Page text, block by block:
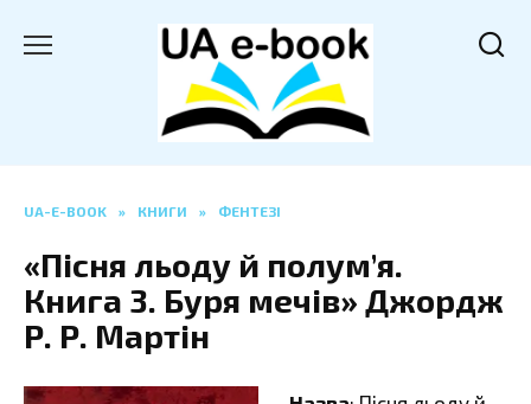
UA-E-BOOK » КНИГИ » ФЕНТЕЗІ
«Пісня льоду й полум’я.
Книга 3. Буря мечів» Джордж
Р. Р. Мартін